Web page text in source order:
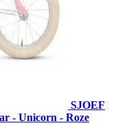
SJOEF
- Unicorn - Roze